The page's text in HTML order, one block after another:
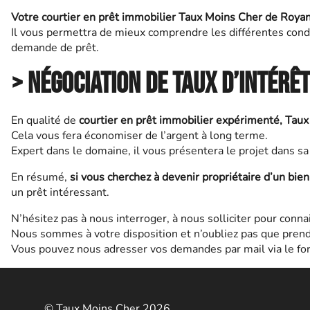
Votre courtier en prêt immobilier Taux Moins Cher de
Il vous permettra de mieux comprendre les différentes
demande de prêt.
> Négociation de taux
En qualité de courtier en prêt immobilier expérimenté,
Cela vous fera économiser de l’argent à long terme.
Expert dans le domaine, il vous présentera le projet dans
En résumé, si vous cherchez à devenir propriétaire d’un
un prêt intéressant.
N’hésitez pas à nous interroger, à nous solliciter pour
Nous sommes à votre disposition et n’oubliez pas que
Vous pouvez nous adresser vos demandes par mail via le